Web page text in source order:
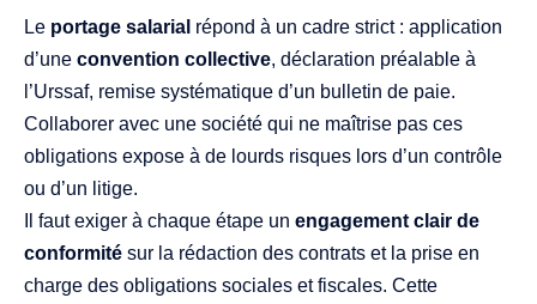
Le portage salarial répond à un cadre strict : application
d’une convention collective, déclaration préalable à
l’Urssaf, remise systématique d’un bulletin de paie.
Collaborer avec une société qui ne maîtrise pas ces
obligations expose à de lourds risques lors d’un contrôle
ou d’un litige.
Il faut exiger à chaque étape un engagement clair de
conformité sur la rédaction des contrats et la prise en
charge des obligations sociales et fiscales. Cette